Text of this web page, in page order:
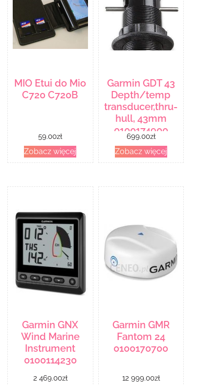
MIO Etui do Mio
C720 C720B
59.00zł
Zobacz więcej
Garmin GDT 43
Depth/temp
transducer,thru-
hull, 43mm
0100174900
699.00zł
Zobacz więcej
Garmin GNX
Wind Marine
Instrument
0100114230
2 469.00zł
Garmin GMR
Fantom 24
0100170700
12 999.00zł